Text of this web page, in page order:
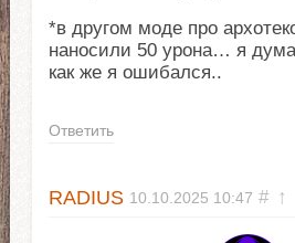
*в другом моде про
наносили 50 урона… я
как же я ошибался..
Ответить
RADIUS 10.10.2025 10:47 # ↑